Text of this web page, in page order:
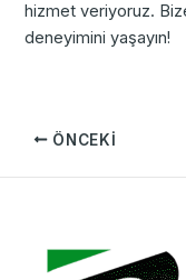
hizmet veriyoruz.
deneyimini yaşayın!
ÖNCEKI